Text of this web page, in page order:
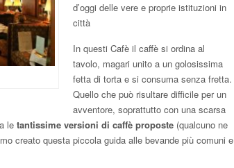
d’oggi delle vere e proprie istituzioni in
città
In questi Cafè il caffè si ordina al
tavolo, magari unito a un golosissima
fetta di torta e si consuma senza fretta.
Quello che può risultare difficile per un
avventore, soprattutto con una scarsa
le tantissime versioni di caffè proposte (qualcuno ne
creato questa piccola guida alle bevande più comuni e